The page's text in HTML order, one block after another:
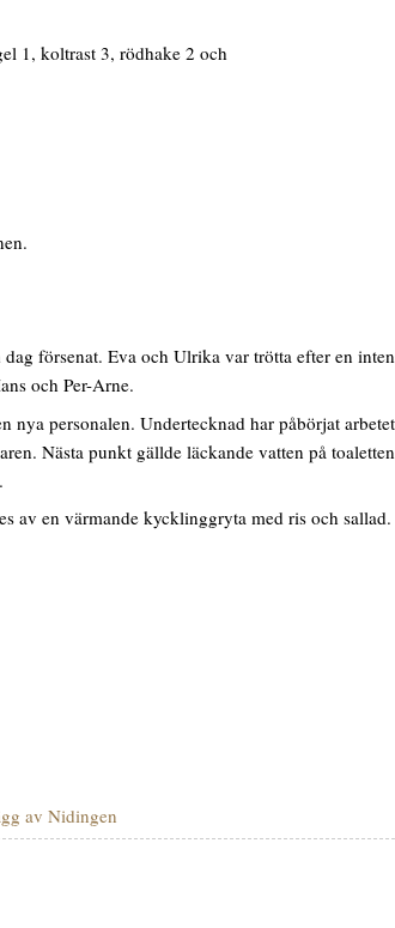
1, koltrast 3, rödhake 2 och
försenat. Eva och Ulrika var trötta efter en
och Per-Arne.
nya personalen. Undertecknad har påbörjat
Nästa punkt gällde läckande vatten på
av en värmande kycklinggryta med ris och
av Nidingen